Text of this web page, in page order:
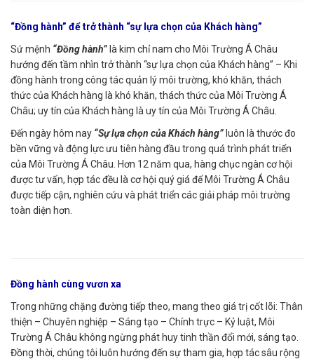
“Đồng hành” để trở thành “sự lựa chọn của Khách hàng”
Sứ mệnh “Đồng hành” là kim chỉ nam cho Môi Trường Á Châu
hướng đến tầm nhìn trở thành “sự lựa chọn của Khách hàng” – Khi
đồng hành trong công tác quản lý môi trường, khó khăn, thách
thức của Khách hàng là khó khăn, thách thức của Môi Trường Á
Châu; uy tín của Khách hàng là uy tín của Môi Trường Á Châu.
Đến ngày hôm nay “Sự lựa chọn của Khách hàng” luôn là thước đo
bền vững và động lực ưu tiên hàng đầu trong quá trình phát triển
của Môi Trường Á Châu. Hơn 12 năm qua, hàng chục ngàn cơ hội
được tư vấn, hợp tác đều là cơ hội quý giá để Môi Trường Á Châu
được tiếp cận, nghiên cứu và phát triển các giải pháp môi trường
toàn diện hơn.
Đồng hành cùng vươn xa
Trong những chặng đường tiếp theo, mang theo giá trị cốt lõi: Thân
thiện – Chuyên nghiệp – Sáng tạo – Chính trực – Kỷ luật, Môi
Trường Á Châu không ngừng phát huy tinh thần đổi mới, sáng tạo.
Đồng thời, chúng tôi luôn hướng đến sự tham gia, hợp tác sâu rộng